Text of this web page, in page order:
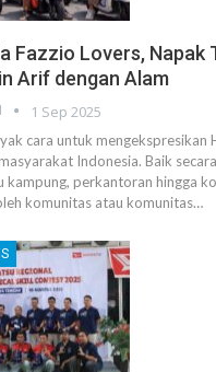
Fazzio Lovers, Napak
Arif dengan Alam
1 Sep 2025
cara untuk mengekspresikan
Indonesia. Baik
kampung, perkantoran hingga
komunitas atau komunitas…